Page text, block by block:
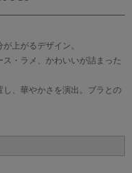
上がるデザイン。
・ラメ、かわいいが詰まった
、華やかさを演出。ブラとの